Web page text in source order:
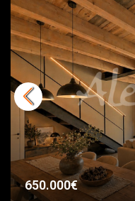
650.000€